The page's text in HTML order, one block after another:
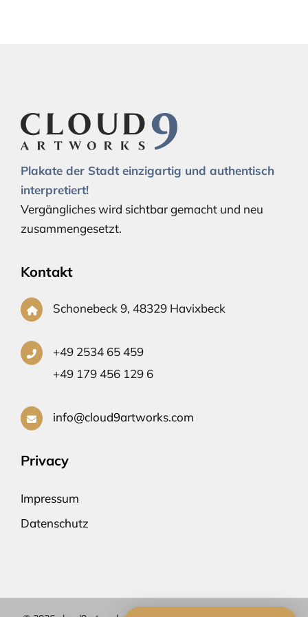
Plakate der Stadt einzigartig und authentisch
interpretiert!
Vergängliches wird sichtbar gemacht und neu
zusammengesetzt.
Kontakt
Schonebeck 9, 48329 Havixbeck
+49 2534 65 459
+49 179 456 129 6
info@cloud9artworks.com
Privacy
Impressum
Datenschutz